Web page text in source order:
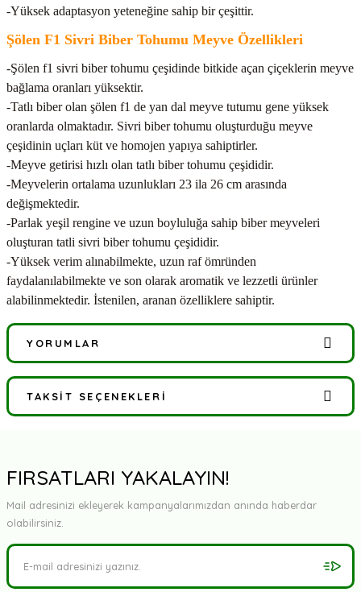
-Yüksek adaptasyon yeteneğine sahip bir çeşittir.
Şölen F1 Sivri Biber Tohumu Meyve Özellikleri
-Şölen f1 sivri biber tohumu çeşidinde bitkide açan çiçeklerin meyve
bağlama oranları yüksektir.
-Tatlı biber olan şölen f1 de yan dal meyve tutumu gene yüksek
oranlarda olmaktadır. Sivri biber tohumu oluşturduğu meyve
çeşidinin uçları küt ve homojen yapıya sahiptirler.
-Meyve getirisi hızlı olan tatlı biber tohumu çeşididir.
-Meyvelerin ortalama uzunlukları 23 ila 26 cm arasında
değişmektedir.
-Parlak yeşil rengine ve uzun boyluluğa sahip biber meyveleri
oluşturan tatli sivri biber tohumu çeşididir.
-Yüksek verim alınabilmekte, uzun raf ömründen
faydalanılabilmekte ve son olarak aromatik ve lezzetli ürünler
alabilinmektedir. İstenilen, aranan özelliklere sahiptir.
YORUMLAR
Bu ürüne ilk yorumu siz yapın!
TAKSIT SEÇENEKLERI
FIRSATLARI YAKALAYIN!
Mail adresinizi ekleyerek kampanyalarımızdan anında haberdar
olabilirsiniz.